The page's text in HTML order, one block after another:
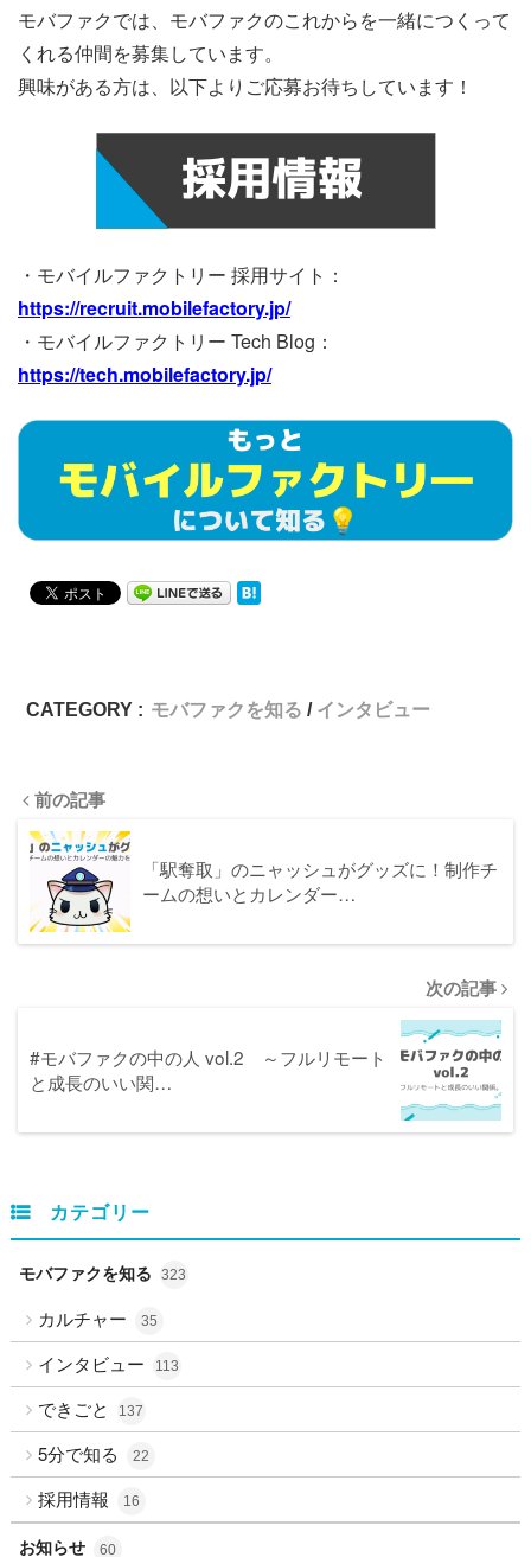
モバファクでは、モバファクのこれからを一緒につくって
くれる仲間を募集しています。
興味がある方は、以下よりご応募お待ちしています！
・モバイルファクトリー 採用サイト：
https://recruit.mobilefactory.jp/
・モバイルファクトリー Tech Blog：
https://tech.mobilefactory.jp/
CATEGORY : モバファクを知る インタビュー
前の記事
「駅奪取」のニャッシュがグッズに！制作チ
ームの想いとカレンダー…
次の記事
#モバファクの中の人 vol.2 ～フルリモート
と成長のいい関…
カテゴリー
モバファクを知る 323
カルチャー 35
インタビュー 113
できごと 137
5分で知る 22
採用情報 16
お知らせ 60